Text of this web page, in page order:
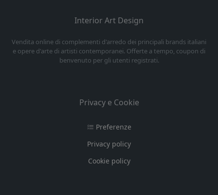
Interior Art Design
Vendita online di complementi d'arredo dei principali brands italiani
e opere d'arte di artisti contemporanei. Offerte a tempo, coupon di
benvenuto per gli utenti registrati.
Privacy e Cookie
Preferenze
Privacy policy
Cookie policy